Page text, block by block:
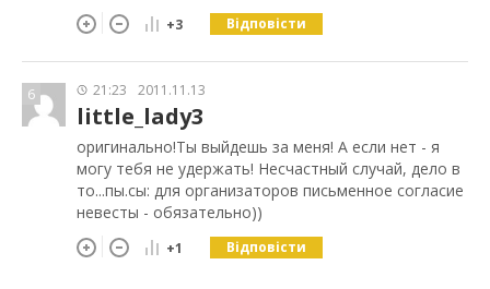
+3 Відповісти
6 21:23 2011.11.13
little_lady3
оригинально!Ты выйдешь за меня! А если нет - я
могу тебя не удержать! Несчастный случай, дело в
то...пы.сы: для организаторов письменное согласие
невесты - обязательно))
+1 Відповісти